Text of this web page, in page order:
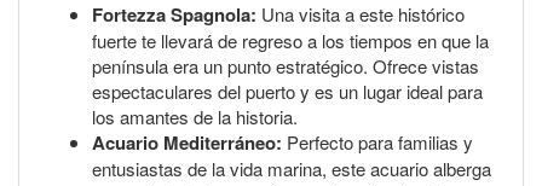
Fortezza Spagnola: Una visita a este histórico
fuerte te llevará de regreso a los tiempos en que la
península era un punto estratégico. Ofrece vistas
espectaculares del puerto y es un lugar ideal para
los amantes de la historia.
Acuario Mediterráneo: Perfecto para familias y
entusiastas de la vida marina, este acuario alberga